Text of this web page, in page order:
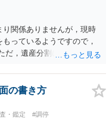
関係ありませんが，現時
っているようですので，
だ，遺産分割により，母の
の書き方
・鑑定 #調停